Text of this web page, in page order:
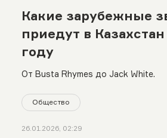
Какие зарубежные
приедут в
году
От Busta Rhymes до Jack White.
Общество
26.01.2026, 02:29